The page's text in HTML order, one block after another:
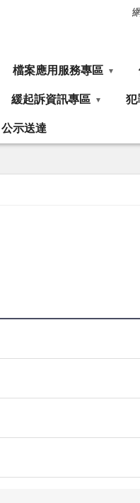
檔案應用服務專區
緩起訴資訊專區 犯
公示送達